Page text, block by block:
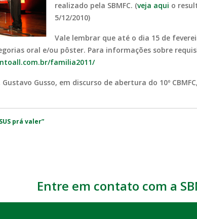
realizado pela SBMFC. (veja aqui o
5/12/2010)
Vale lembrar que até o dia 15 de
oral e/ou pôster. Para informações sobre
familia2011/
Gustavo Gusso, em discurso de abertura do 10º
prá valer”
Entre em contato com a